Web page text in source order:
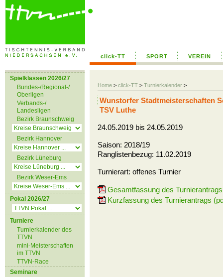
click-TT SPORT VEREIN
Home > click-TT > Turnierkalender >
Spielklassen 2026/27
Bundes-/Regional-/
Oberligen
Verbands-/
Landesligen
Bezirk Braunschweig
Bezirk Hannover
Bezirk Lüneburg
Bezirk Weser-Ems
Pokal 2026/27
Turniere
Turnierkalender des
TTVN
mini-Meisterschaften
im TTVN
TTVN-Race
Seminare
Wunstorfer Stadtmeisterschaften
TSV Luthe
24.05.2019 bis 24.05.2019
Saison: 2018/19
Ranglistenbezug: 11.02.2019
Turnierart: offenes Turnier
Gesamtfassung des
Kurzfassung des Turnierantrags